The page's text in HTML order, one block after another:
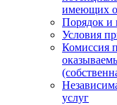
имеющих
Порядок и
Условия
Комиссия
услуг